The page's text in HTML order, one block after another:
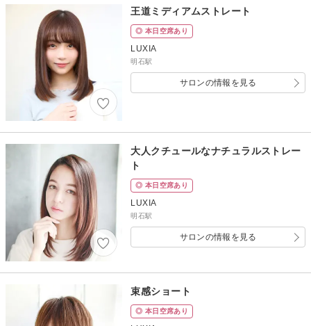
王道ミディアムストレート
◎ 本日空席あり
LUXIA
明石駅
サロンの情報を見る
大人クチュールなナチュラルストレー
ト
◎ 本日空席あり
LUXIA
明石駅
サロンの情報を見る
束感ショート
◎ 本日空席あり